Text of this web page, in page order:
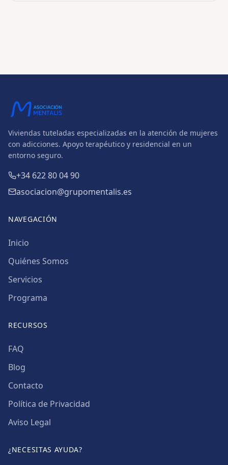
Viviendas tuteladas especializadas en la atención de mujeres
con adicciones. Apoyo terapéutico y residencial en un
entorno seguro.
+34 622 80 04 90
asociacion@grupomentalis.es
NAVEGACIÓN
Inicio
Quiénes Somos
Servicios
Programa
RECURSOS
FAQ
Blog
Contacto
Política de Privacidad
Aviso Legal
¿NECESITAS AYUDA?